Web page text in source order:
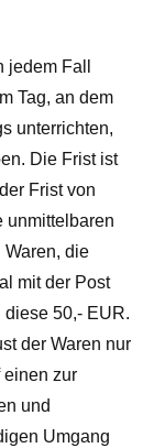
Fall
Tag, an dem
unterrichten,
Die Frist ist
Frist von
unmittelbaren
Waren, die
mit der Post
50,- EUR.
der Waren nur
einen zur
und
Umgang